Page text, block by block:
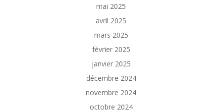
mai 2025
avril 2025
mars 2025
février 2025
janvier 2025
décembre 2024
novembre 2024
octobre 2024